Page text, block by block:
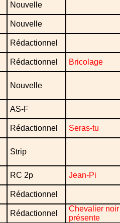
Nouvelle
Nouvelle
Rédactionnel
Rédactionnel Bricolage
Nouvelle
AS-F
Rédactionnel Seras-tu
Strip
RC 2p Jean-Pi
Rédactionnel
Rédactionnel
Chevalier
présente